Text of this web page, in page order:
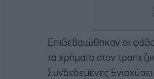
Επιβεβαιώθηκαν οι
τα χρήματα στον
Συνδεδεμένες